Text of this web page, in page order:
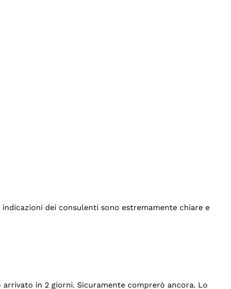
dei consulenti sono estremamente chiare e
in 2 giorni. Sicuramente comprerò ancora. Lo